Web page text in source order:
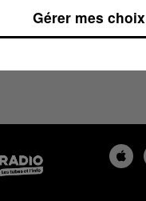
Gérer mes choix